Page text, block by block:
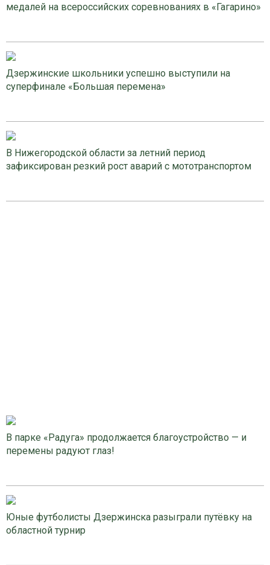
медалей на всероссийских соревнованиях в «Гагарино»
Дзержинские школьники успешно выступили на
суперфинале «Большая перемена»
В Нижегородской области за летний период
зафиксирован резкий рост аварий с мототранспортом
В парке «Радуга» продолжается благоустройство — и
перемены радуют глаз!
Юные футболисты Дзержинска разыграли путёвку на
областной турнир